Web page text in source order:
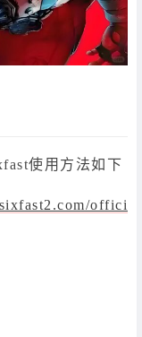
使用方法如下
offici